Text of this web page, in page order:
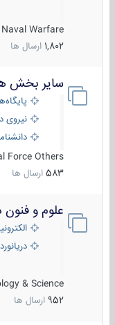
Naval Warfare
1,802 ارسال ها
سایر بخش
نیروی
دانشنامه
Force Others
583 ارسال ها
علوم و فنون
& Science
952 ارسال ها